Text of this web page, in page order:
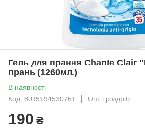
Гель для прання Chante Clair
прань (1260мл.)
В наявності
Код: 8015194530761
Опт і роздріб
190 ₴